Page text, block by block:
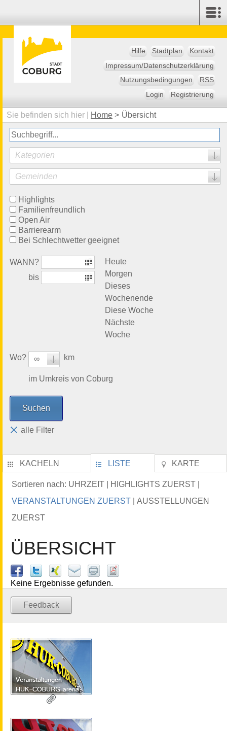
Hilfe Stadtplan
Kontakt
Impressum/Datenschutzerklärung
Nutzungsbedingungen
RSS
Login
Registrierung
Sie befinden sich hier | Home > Übersicht
Kategorien
Gemeinden
Highlights
Familienfreundlich
Open Air
Barrierearm
Bei Schlechtwetter geeignet
WANN?
bis
Heute
Morgen
Dieses
Wochenende
Diese Woche
Nächste
Woche
Wo? ∞ km
im Umkreis von Coburg
alle Filter
KACHELN LISTE KARTE
Sortieren nach: UHRZEIT HIGHLIGHTS ZUERST
VERANSTALTUNGEN ZUERST
AUSSTELLUNGEN
ZUERST
ÜBERSICHT
Keine Ergebnisse gefunden.
Feedback